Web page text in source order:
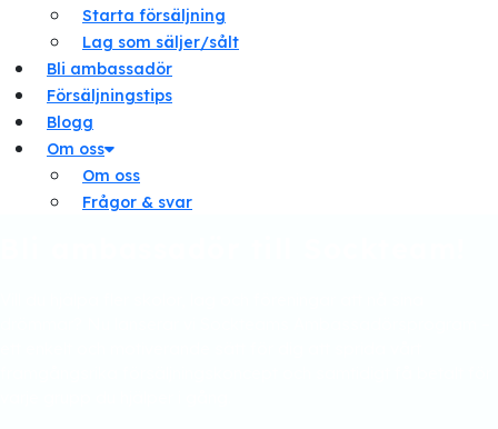
Starta försäljning
Lag som säljer/sålt
Bli ambassadör
Försäljningstips
Blogg
Om oss
Om oss
Frågor & svar